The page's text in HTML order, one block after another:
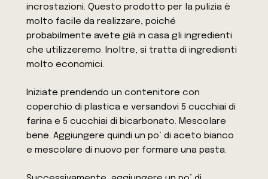
incrostazioni. Questo prodotto per la pulizia è
molto facile da realizzare, poiché
probabilmente avete già in casa gli ingredienti
che utilizzeremo. Inoltre, si tratta di ingredienti
molto economici.
Iniziate prendendo un contenitore con
coperchio di plastica e versandovi 5 cucchiai di
farina e 5 cucchiai di bicarbonato. Mescolare
bene. Aggiungere quindi un po’ di aceto bianco
e mescolare di nuovo per formare una pasta.